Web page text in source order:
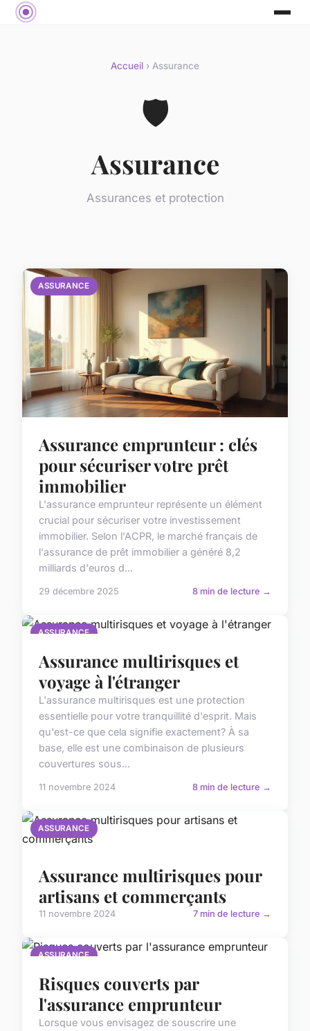
Accueil › Assurance
🛡️
Assurance
Assurances et protection
ASSURANCE
Assurance emprunteur : clés
pour sécuriser votre prêt
immobilier
L'assurance emprunteur représente un élément
crucial pour sécuriser votre investissement
immobilier. Selon l'ACPR, le marché français de
l'assurance de prêt immobilier a généré 8,2
milliards d'euros d...
29 décembre 2025 8 min de lecture →
ASSURANCE
Assurance multirisques et
voyage à l'étranger
L'assurance multirisques est une protection
essentielle pour votre tranquillité d'esprit. Mais
qu'est-ce que cela signifie exactement? À sa
base, elle est une combinaison de plusieurs
couvertures sous...
11 novembre 2024 8 min de lecture →
ASSURANCE
Assurance multirisques pour
artisans et commerçants
11 novembre 2024 7 min de lecture →
ASSURANCE
Risques couverts par
l'assurance emprunteur
Lorsque vous envisagez de souscrire une